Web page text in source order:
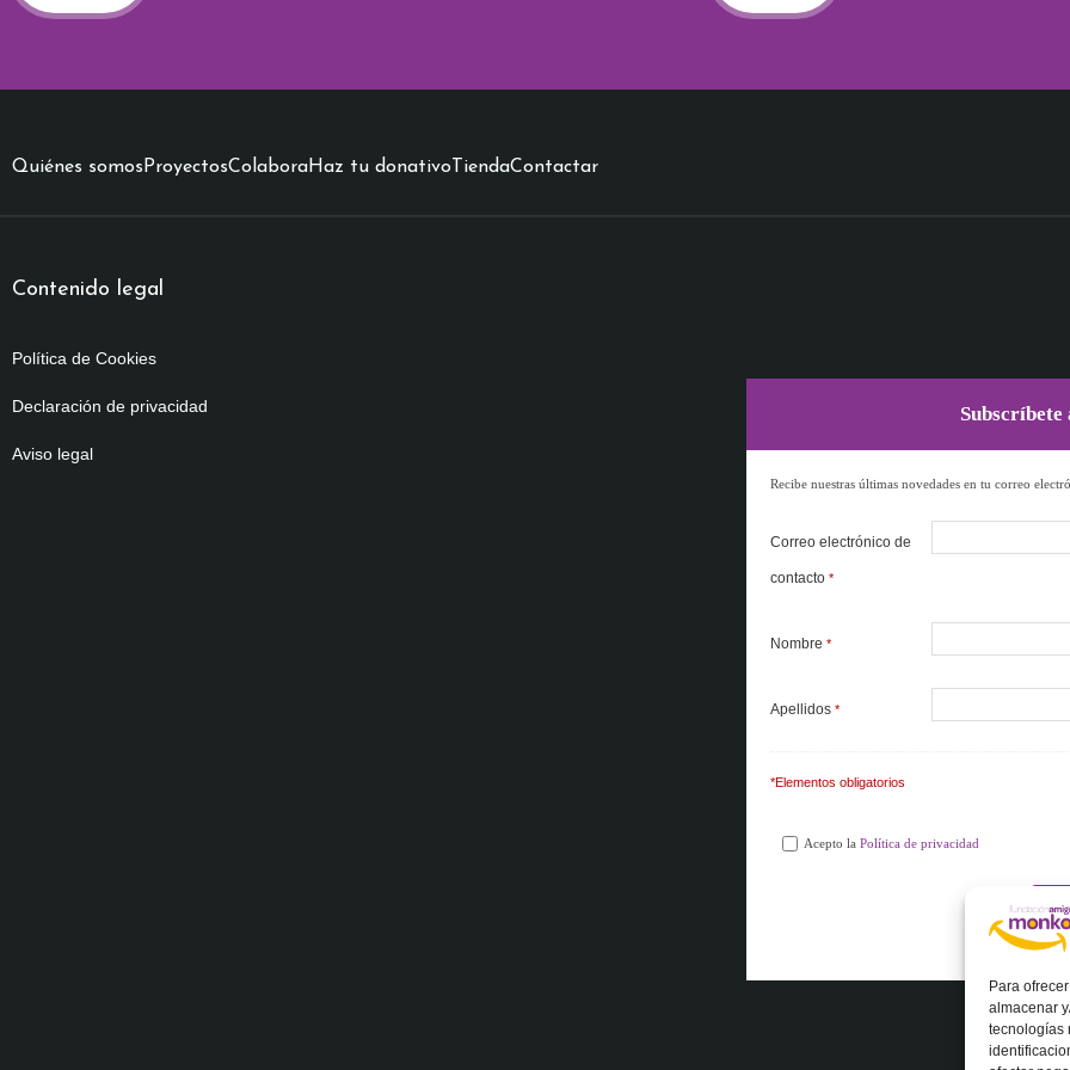
Para
almacenar
tecnologías
r
n
Quiénes somos ProyectosColaboraHaz tu donativo TiendaContactar
Contenido legal
Política de Cookies
Declaración de privacidad
Aviso legal
Recibe nuestras últimas novedades en tu correo
Correo electrónico de
contacto *
Nombre *
Apellidos *
*Elementos obligatorios
Acepto la Política de privacidad